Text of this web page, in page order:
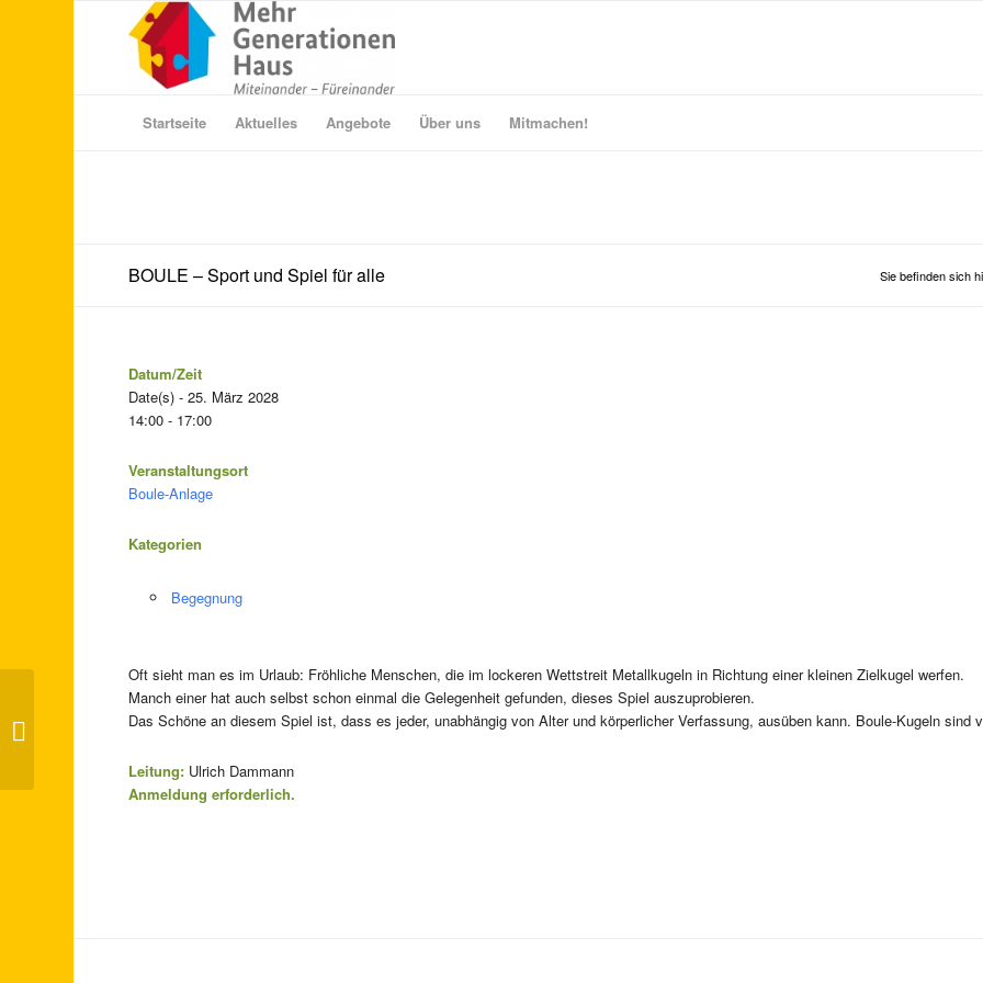
Startseite Aktuelles Angebote Über uns Mitmachen!
BOULE – Sport und Spiel für alle Sie befinden sich
Datum/Zeit
Date(s) - 25. März 2028
14:00 - 17:00
Veranstaltungsort
Boule-Anlage
Kategorien
Begegnung
Oft sieht man es im Urlaub: Fröhliche Menschen, die im lockeren Wettstreit Metallkugeln in Richtung einer kleinen Zielkugel werfen.
Manch einer hat auch selbst schon einmal die Gelegenheit gefunden, dieses Spiel auszuprobieren.
Das Schöne an diesem Spiel ist, dass es jeder, unabhängig von Alter und körperlicher Verfassung, ausüben kann. Boule-Kugeln sind
Leitung: Ulrich Dammann
Anmeldung erforderlich.
Lachtanz-Kaffee